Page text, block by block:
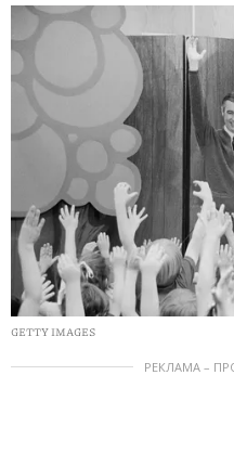
GETTY IMAGES
РЕКЛАМА –